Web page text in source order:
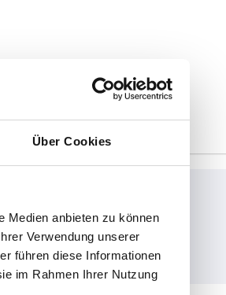
Über Cookies
Medien anbieten zu können
Verwendung unserer
führen diese Informationen
im Rahmen Ihrer Nutzung